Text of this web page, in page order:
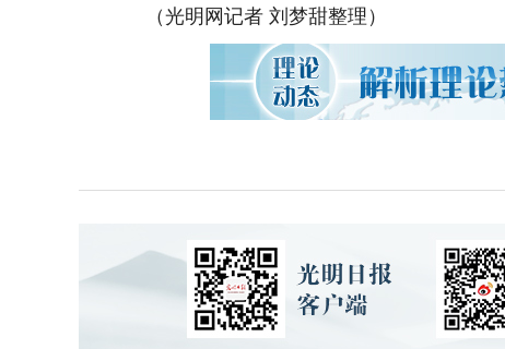
（光明网记者 刘梦甜整理）